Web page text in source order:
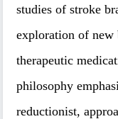
studies of stroke
exploration of new
therapeutic
philosophy
reductionist,